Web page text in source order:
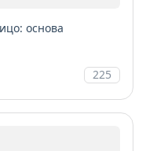
основа
225